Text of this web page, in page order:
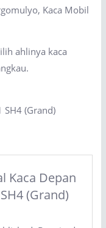
Kaca Mobil
ahlinya kaca
SH4 (Grand)
Kaca Depan
(Grand)